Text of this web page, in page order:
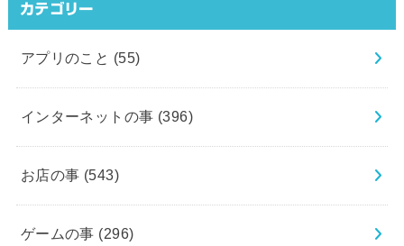
カテゴリー
アプリのこと (55)
インターネットの事 (396)
お店の事 (543)
ゲームの事 (296)